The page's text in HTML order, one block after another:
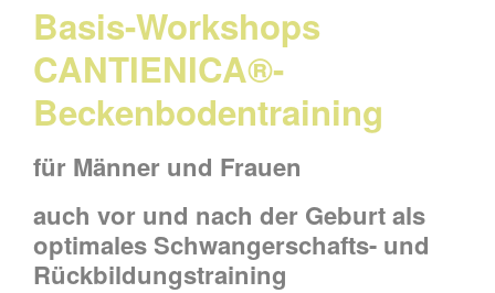
Basis-Workshops
CANTIENICA®-
Beckenbodentraining
für Männer und Frauen
auch vor und nach der Geburt als
optimales Schwangerschafts- und
Rückbildungstraining